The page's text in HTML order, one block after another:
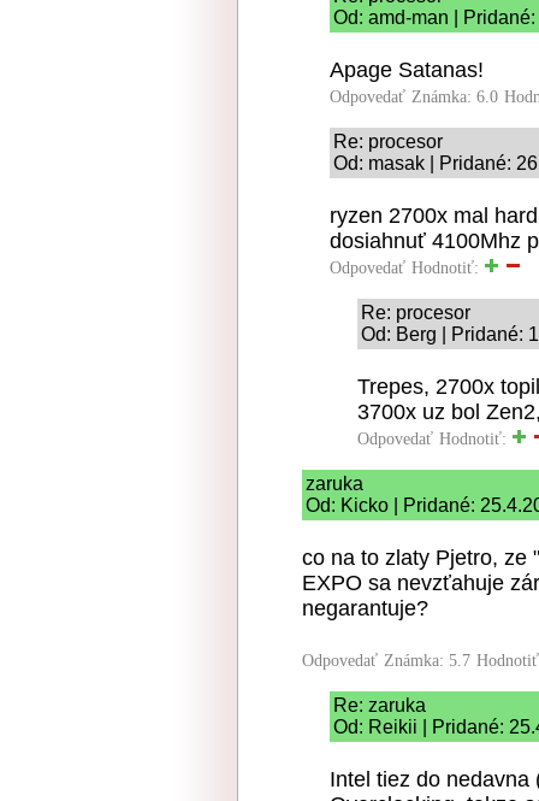
Od: amd-man |
Apage Satanas!
Odpovedať Známka: 6.0
Re: procesor
Od: masak | Pridané:
ryzen 2700x mal
dosiahnuť 4100Mhz
Odpovedať Hodnotiť:
Re: procesor
Od: Berg | Pridané:
Trepes, 2700x
3700x uz bol
Odpovedať Hodnotiť:
zaruka
Od: Kicko | Pridané:
co na to zlaty Pjetro, ze
EXPO sa nevzťahuje
negarantuje?
Odpovedať Známka: 5.7
Re: zaruka
Od: Reikii | Pridané:
Intel tiez do nedavna